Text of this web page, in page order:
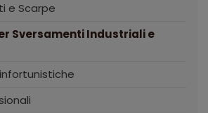
e Scarpe
Sversamenti Industriali e